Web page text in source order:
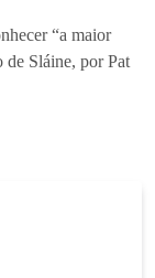
“a maior
de Sláine, por Pat